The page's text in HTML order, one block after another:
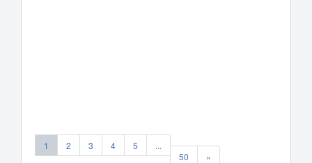
1 2 3 4 5
...
50
»